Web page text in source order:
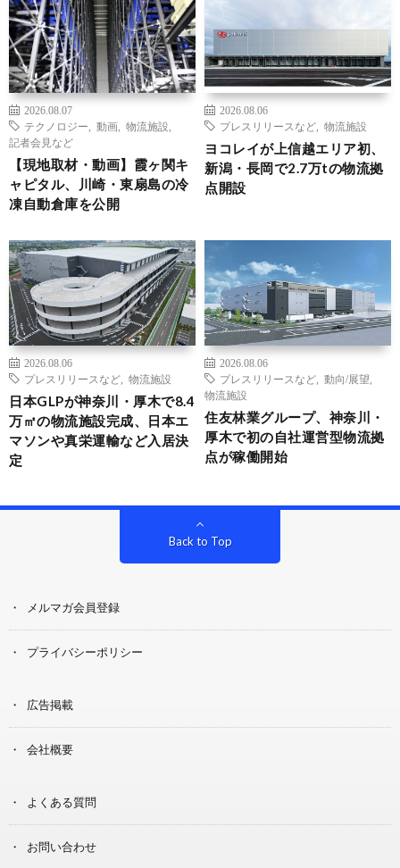
2026.08.07
テクノロジー
動画 物流施設
記者会見など
【現地取材・動画】霞ヶ関キ
ャピタル、川崎・東扇島の冷
凍自動倉庫を公開
2026.08.06
プレスリリースなど
物流施設
ヨコレイが上信越エリア初、
新潟・長岡で2.7万tの物流拠
点開設
2026.08.06
プレスリリースなど
物流施設
日本GLPが神奈川・厚木で8.4
万㎡の物流施設完成、日本エ
マソンや真栄運輸など入居決
定
2026.08.06
プレスリリースなど
動向/展望
物流施設
住友林業グループ、神奈川・
厚木で初の自社運営型物流拠
点が稼働開始
Back to Top
メルマガ会員登録
プライバシーポリシー
広告掲載
会社概要
よくある質問
お問い合わせ